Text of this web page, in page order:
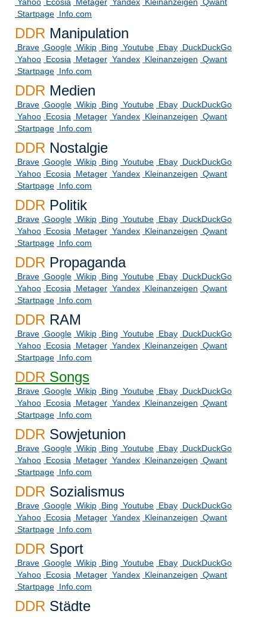
Startpage Info.com
DDR Manipulation
Brave Google Wikip Bing Youtube Ebay DuckDuckGo
Yahoo Ecosia Metager Yandex Kleinanzeigen Qwant
Startpage Info.com
DDR Medien
Brave Google Wikip Bing Youtube Ebay DuckDuckGo
Yahoo Ecosia Metager Yandex Kleinanzeigen Qwant
Startpage Info.com
DDR Nostalgie
Brave Google Wikip Bing Youtube Ebay DuckDuckGo
Yahoo Ecosia Metager Yandex Kleinanzeigen Qwant
Startpage Info.com
DDR Politik
Brave Google Wikip Bing Youtube Ebay DuckDuckGo
Yahoo Ecosia Metager Yandex Kleinanzeigen Qwant
Startpage Info.com
DDR Propaganda
Brave Google Wikip Bing Youtube Ebay DuckDuckGo
Yahoo Ecosia Metager Yandex Kleinanzeigen Qwant
Startpage Info.com
DDR RAM
Brave Google Wikip Bing Youtube Ebay DuckDuckGo
Yahoo Ecosia Metager Yandex Kleinanzeigen Qwant
Startpage Info.com
DDR Songs
Brave Google Wikip Bing Youtube Ebay DuckDuckGo
Yahoo Ecosia Metager Yandex Kleinanzeigen Qwant
Startpage Info.com
DDR Sowjetunion
Brave Google Wikip Bing Youtube Ebay DuckDuckGo
Yahoo Ecosia Metager Yandex Kleinanzeigen Qwant
Startpage Info.com
DDR Sozialismus
Brave Google Wikip Bing Youtube Ebay DuckDuckGo
Yahoo Ecosia Metager Yandex Kleinanzeigen Qwant
Startpage Info.com
DDR Sport
Brave Google Wikip Bing Youtube Ebay DuckDuckGo
Yahoo Ecosia Metager Yandex Kleinanzeigen Qwant
Startpage Info.com
DDR Städte